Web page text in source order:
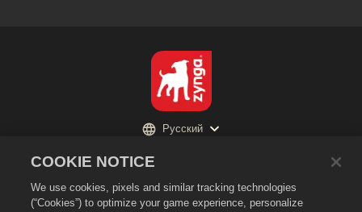
Не продавайте и не раскрывайте мою личную информацию третьим
Русский
COOKIE NOTICE
We use cookies, pixels and similar tracking technologies
(“Cookies”) to optimize your game experience, personalize